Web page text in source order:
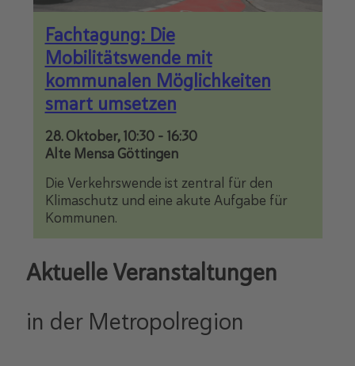
Fachtagung: Die
Mobilitätswende mit
kommunalen Möglichkeiten
smart umsetzen
Die Verkehrswende ist zentral für den
Klimaschutz und eine akute Aufgabe für
Kommunen.
28. Oktober, 10:30- 16:30
Alte Mensa Göttingen
Aktuelle Veranstaltungen
in der Metropolregion